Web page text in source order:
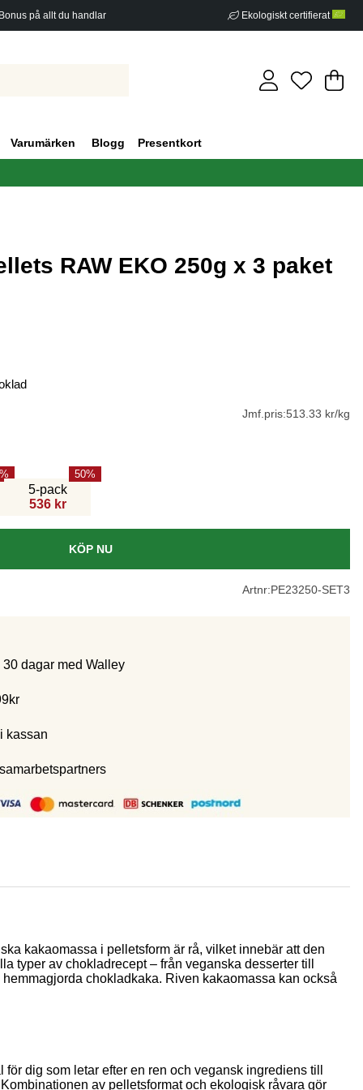
på allt du handlar Ekologiskt certifierat
.
Varumärken Blogg Presentkort
RAW EKO 250g x 3 paket
Jmf.pris:513.33 kr/kg
5-pack
536 kr
50
KÖP NU
Artnr:PE23250-SET3
dagar med Walley
kassan
kakaomassa i pelletsform är rå, vilket innebär att den
typer av chokladrecept – från veganska desserter till
chokladkaka. Riven kakaomassa kan också
dig som letar efter en ren och vegansk ingrediens till
av pelletsformat och ekologisk råvara gör